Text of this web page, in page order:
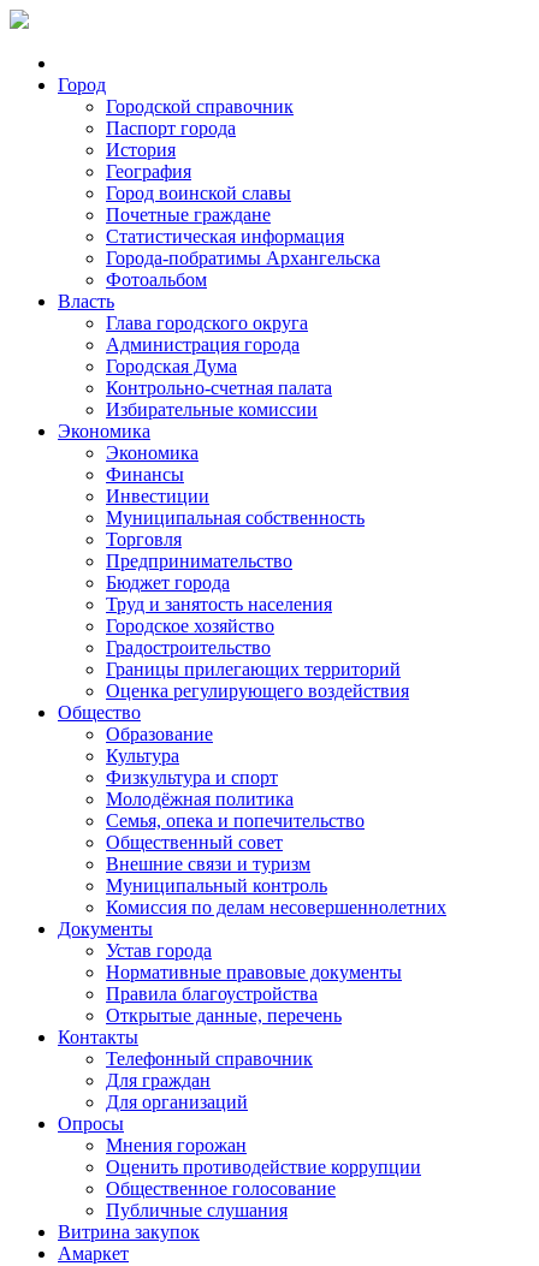
Город
Городской справочник
Паспорт города
История
География
Город воинской славы
Почетные граждане
Статистическая информация
Города-побратимы Архангельска
Фотоальбом
Власть
Глава городского округа
Администрация города
Городская Дума
Контрольно-счетная палата
Избирательные комиссии
Экономика
Экономика
Финансы
Инвестиции
Муниципальная собственность
Торговля
Предпринимательство
Бюджет города
Труд и занятость населения
Городское хозяйство
Градостроительство
Границы прилегающих территорий
Оценка регулирующего воздействия
Общество
Образование
Культура
Физкультура и спорт
Молодёжная политика
Семья, опека и попечительство
Общественный совет
Внешние связи и туризм
Муниципальный контроль
Комиссия по делам несовершеннолетних
Документы
Устав города
Нормативные правовые документы
Правила благоустройства
Открытые данные, перечень
Контакты
Телефонный справочник
Для граждан
Для организаций
Опросы
Мнения горожан
Оценить противодействие коррупции
Общественное голосование
Публичные слушания
Витрина закупок
Амаркет